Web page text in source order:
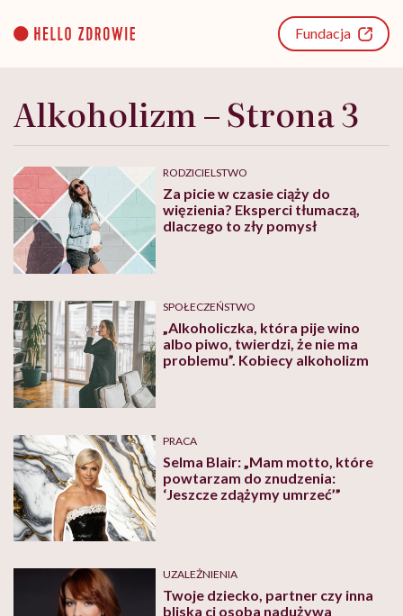
content
Fundacja
Alkoholizm – Strona 3
RODZICIELSTWO
Za picie w czasie ciąży do
więzienia? Eksperci tłumaczą,
dlaczego to zły pomysł
SPOŁECZEŃSTWO
„Alkoholiczka, która pije wino
albo piwo, twierdzi, że nie ma
problemu”. Kobiecy alkoholizm
PRACA
Selma Blair: „Mam motto, które
powtarzam do znudzenia:
‘Jeszcze zdążymy umrzeć’”
UZALEŻNIENIA
Twoje dziecko, partner czy inna
bliska ci osoba nadużywa